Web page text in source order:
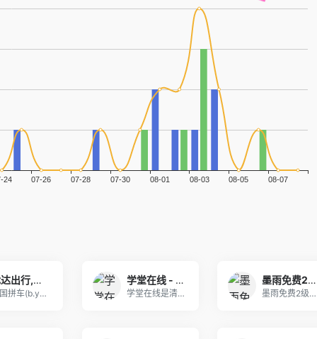
优达出行,优达约车，宛运出行，豫州行，南阳优优网约车，全国车队联运平台 - 全国拼车|顺风车|同城信息|招聘信息|郑州拼车大师|南阳拼车大全
全国拼车(b.yywyc.cn)电话及价格查询,
学堂在线 - 精品在线课程学习平台
学堂在线是清华大学于2013年10月发起建立的慕
墨雨免费2级域名 - 二级域名分发服务平台
墨雨免费2级域名